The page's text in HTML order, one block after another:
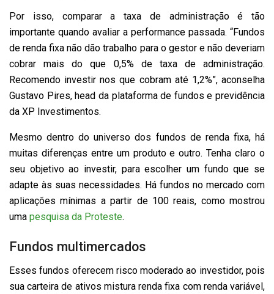
Por isso, comparar a taxa de administração é tão
importante quando avaliar a performance passada. “Fundos
de renda fixa não dão trabalho para o gestor e não deveriam
cobrar mais do que 0,5% de taxa de administração.
Recomendo investir nos que cobram até 1,2%”, aconselha
Gustavo Pires, head da plataforma de fundos e previdência
da XP Investimentos.
Mesmo dentro do universo dos fundos de renda fixa, há
muitas diferenças entre um produto e outro. Tenha claro o
seu objetivo ao investir, para escolher um fundo que se
adapte às suas necessidades. Há fundos no mercado com
aplicações mínimas a partir de 100 reais, como mostrou
uma pesquisa da Proteste.
Fundos multimercados
Esses fundos oferecem risco moderado ao investidor, pois
sua carteira de ativos mistura renda fixa com renda variável,